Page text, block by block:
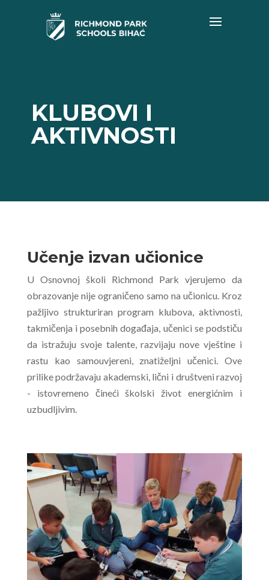
KLUBOVI I
AKTIVNOSTI
Učenje izvan učionice
U Osnovnoj školi Richmond Park vjerujemo da
obrazovanje nije ograničeno samo na učionicu. Kroz
pažljivo strukturiran program klubova, aktivnosti,
takmičenja i posebnih događaja, učenici se podstiču
da istražuju svoje talente, razvijaju nove vještine i
rastu kao samouvjereni, znatiželjni učenici. Ove
prilike podržavaju akademski, lični i društveni razvoj
- istovremeno čineći školski život energićnim i
uzbudljivim.